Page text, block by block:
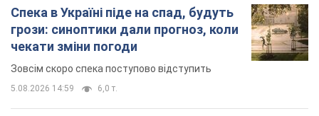
Португалію з 5 дітьми
Лісабоні
5.08.2026 04:00 25,9 т.